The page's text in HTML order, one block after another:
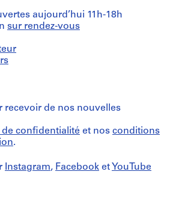
aujourd’hui 11h-18h
sur rendez-vous
recevoir de nos nouvelles
confidentialité et nos conditions
.
Instagram, Facebook et YouTube